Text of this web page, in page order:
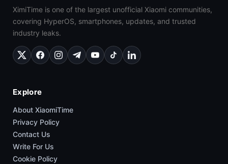
XimiTime is one of the largest unofficial Xiaomi communities,
covering HyperOS, smartphones, updates, and trusted
industry leaks.
Explore
About XiaomiTime
Privacy Policy
Contact Us
Write For Us
Cookie Policy